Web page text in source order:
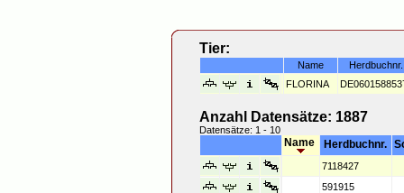
Tier:
Name
Herdbuchnr.
FLORINA
Anzahl Datensätze: 1887
Datensätze: 1 - 10
Name Herdbuchnr.
7118427
591915